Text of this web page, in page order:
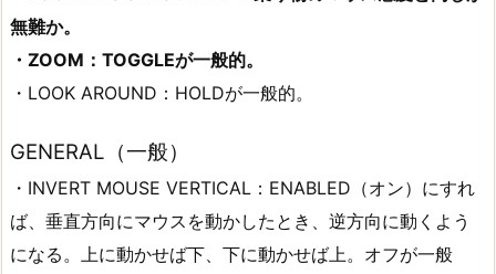
無難か。
・ZOOM：TOGGLEが一般的。
・LOOK AROUND：HOLDが一般的。
GENERAL（一般）
・INVERT MOUSE VERTICAL：ENABLED（オン）にすれ
ば、垂直方向にマウスを動かしたとき、逆方向に動くよう
になる。上に動かせば下、下に動かせば上。オフが一般